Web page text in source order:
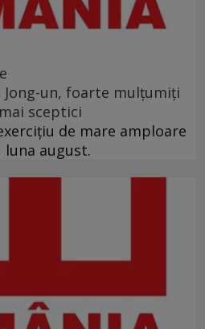
un, foarte mulţumiţi
sceptici
de mare amploare
august.